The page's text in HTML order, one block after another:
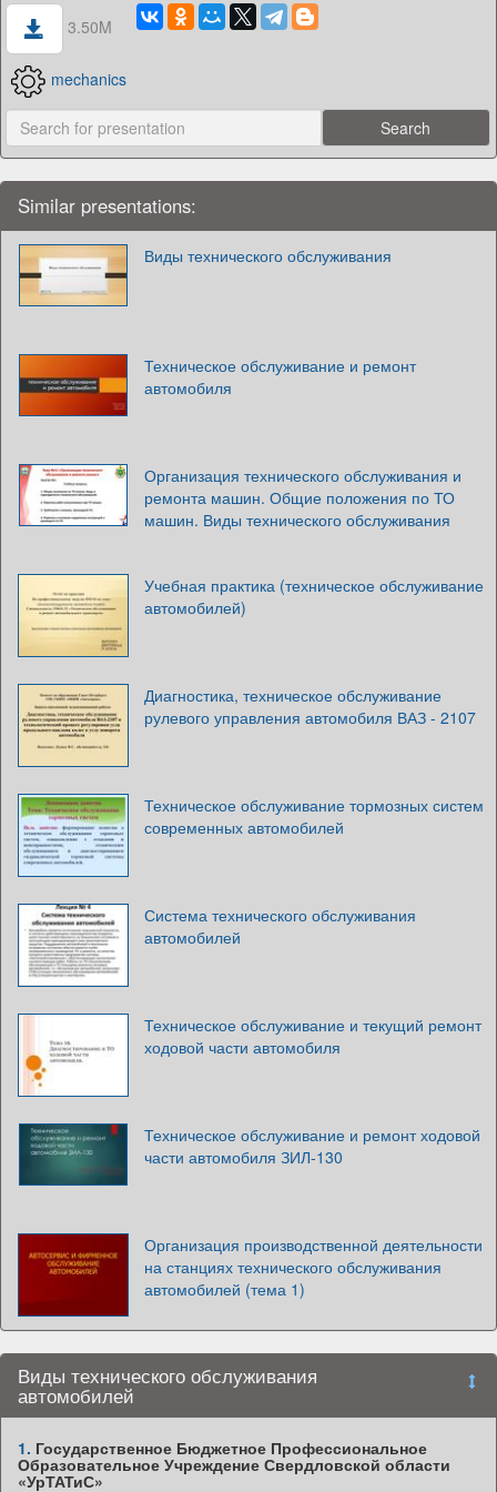
3.50M
mechanics
Similar presentations:
Виды технического обслуживания
Техническое обслуживание и ремонт
автомобиля
Организация технического обслуживания и
ремонта машин. Общие положения по ТО
машин. Виды технического обслуживания
Учебная практика (техническое обслуживание
автомобилей)
Диагностика, техническое обслуживание
рулевого управления автомобиля ВАЗ - 2107
Техническое обслуживание тормозных систем
современных автомобилей
Система технического обслуживания
автомобилей
Техническое обслуживание и текущий ремонт
ходовой части автомобиля
Техническое обслуживание и ремонт ходовой
части автомобиля ЗИЛ-130
Организация производственной деятельности
на станциях технического обслуживания
автомобилей (тема 1)
Виды технического обслуживания
автомобилей
1. Государственное Бюджетное Профессиональное
Образовательное Учреждение Свердловской области
«УрТАТиС»